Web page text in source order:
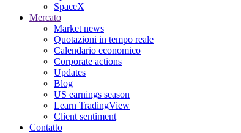
SpaceX
Mercato
Market news
Quotazioni in tempo reale
Calendario economico
Corporate actions
Updates
Blog
US earnings season
Learn TradingView
Client sentiment
Contatto